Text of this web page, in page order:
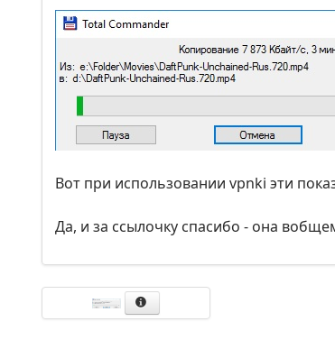
Вот при использовании vpnki эти
Да, и за ссылочку спасибо - она